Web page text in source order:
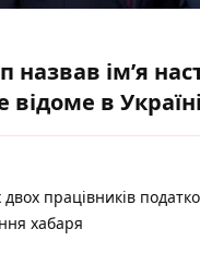
назвав імʼя
відоме в Україні
працівників
хабаря